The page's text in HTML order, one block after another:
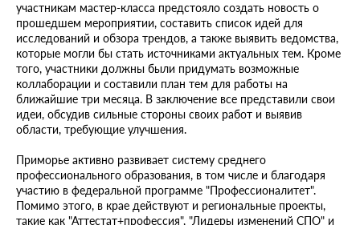
участникам мастер-класса предстояло создать новость о
прошедшем мероприятии, составить список идей для
исследований и обзора трендов, а также выявить ведомства,
которые могли бы стать источниками актуальных тем. Кроме
того, участники должны были придумать возможные
коллаборации и составили план тем для работы на
ближайшие три месяца. В заключение все представили свои
идеи, обсудив сильные стороны своих работ и выявив
области, требующие улучшения.
Приморье активно развивает систему среднего
профессионального образования, в том числе и благодаря
участию в федеральной программе "Профессионалитет".
Помимо этого, в крае действуют и региональные проекты,
такие как "Аттестат+профессия", "Лидеры изменений СПО" и